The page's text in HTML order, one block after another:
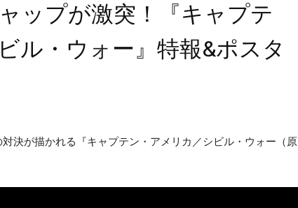
ップが激突！『キャプテ
ル・ウォー』特報&ポスタ
決が描かれる『キャプテン・アメリカ／シビル・ウォー（原